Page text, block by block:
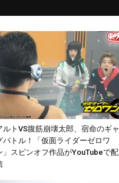
ルトVS腹筋崩壊太郎、宿命のギャ
バトル！「仮面ライダーゼロワ
」スピンオフ作品がYouTubeで配